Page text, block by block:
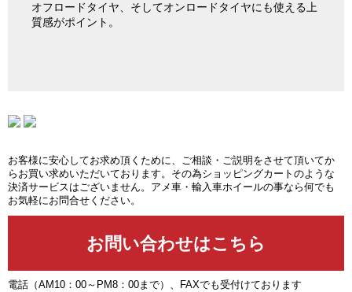
オフロードタイヤ、そしてオンロードタイヤにも使える上
質感がポイント。
お客様に安心してお求め頂くために、ご相談・ご説明をさせて頂いてか
らお買い求めいただいております。その為ショッピングカートのような
決済サービスはございません。アメ車・輸入車ホイールの事なら何でも
お気軽にお問合せください。
電話（AM10：00～PM8：00まで）、FAXでも受付けております